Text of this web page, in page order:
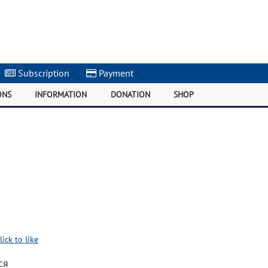
Subscription | Payment |
INFORMATION DONATION SHOP
to like